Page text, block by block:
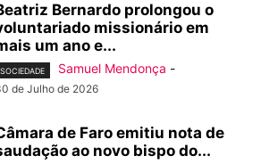
Bernardo prolongou o
missionário em
um ano e...
SOCIEDADE Samuel Mendonça -
de Julho de 2026
de Faro emitiu nota de
ao novo bispo do...